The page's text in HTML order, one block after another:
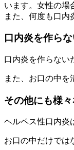
います。女性の場
また、何度も口内
口内炎を作ら
口内炎を作らない
また、お口の中を
その他にも様
ヘルペス性口内炎
お口の中だけでは